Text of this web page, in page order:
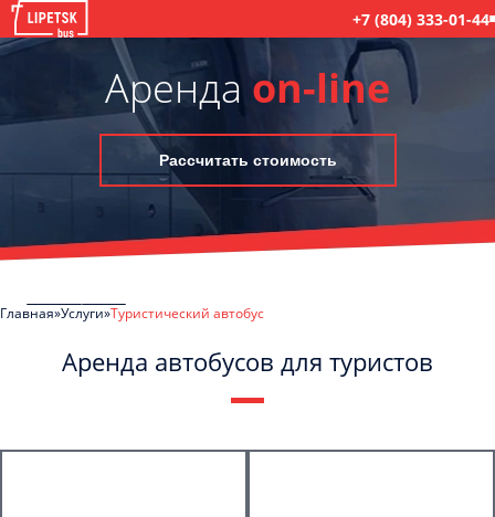
+7 (804) 333-01-44
Аренда on-line
Рассчитать стоимость
Главная Услуги Туристический автобус
Аренда автобусов для туристов
обработку моих Персональных данных